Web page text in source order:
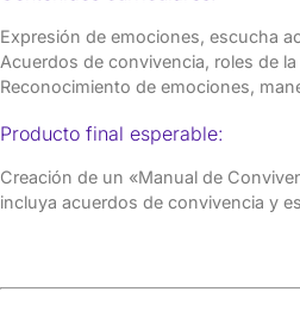
Expresión de emociones, escucha
Acuerdos de convivencia, roles de
Reconocimiento de emociones,
Producto final esperable:
Creación de un «Manual de
incluya acuerdos de convivencia y